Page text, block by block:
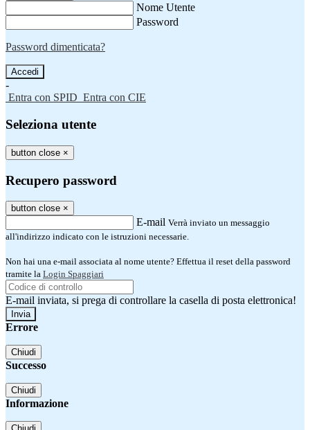
Nome Utente
Password
Password dimenticata?
-
Entra con SPID Entra con CIE
Seleziona utente
button close ×
Recupero password
button close ×
E-mail Verrà inviato un messaggio
all'indirizzo indicato con le istruzioni necessarie.
Non hai una e-mail associata al nome utente? Effettua il reset della password
tramite la Login Spaggiari
E-mail inviata, si prega di controllare la casella di posta elettronica!
Errore
Chiudi
Successo
Chiudi
Informazione